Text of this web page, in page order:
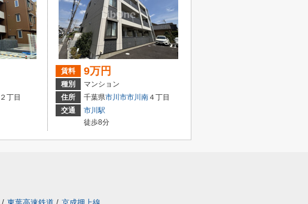
２丁目
賃料 9万円
種別
マンション
住所
千葉県市川市市川南４丁目
交通
市川駅
徒歩8分